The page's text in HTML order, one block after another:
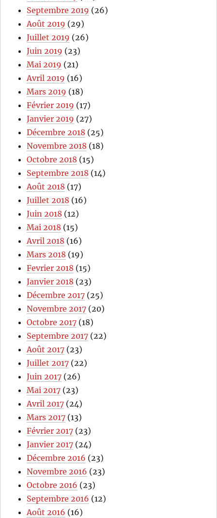
Septembre 2019 (26)
Août 2019 (29)
Juillet 2019 (26)
Juin 2019 (23)
Mai 2019 (21)
Avril 2019 (16)
Mars 2019 (18)
Février 2019 (17)
Janvier 2019 (27)
Décembre 2018 (25)
Novembre 2018 (18)
Octobre 2018 (15)
Septembre 2018 (14)
Août 2018 (17)
Juillet 2018 (16)
Juin 2018 (12)
Mai 2018 (15)
Avril 2018 (16)
Mars 2018 (19)
Fevrier 2018 (15)
Janvier 2018 (23)
Décembre 2017 (25)
Novembre 2017 (20)
Octobre 2017 (18)
Septembre 2017 (22)
Août 2017 (23)
Juillet 2017 (22)
Juin 2017 (26)
Mai 2017 (23)
Avril 2017 (24)
Mars 2017 (13)
Février 2017 (23)
Janvier 2017 (24)
Décembre 2016 (23)
Novembre 2016 (23)
Octobre 2016 (23)
Septembre 2016 (12)
Août 2016 (16)